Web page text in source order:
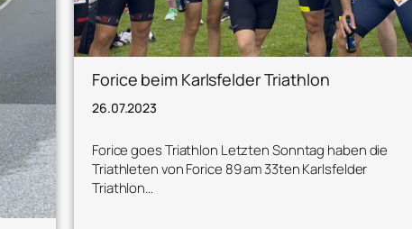
Forice beim Karlsfelder Triathlon
26.07.2023
Forice goes Triathlon Letzten Sonntag haben die
Triathleten von Forice 89 am 33ten Karlsfelder
Triathlon…